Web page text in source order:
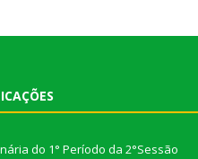
do 1° Período da 2°Sessão